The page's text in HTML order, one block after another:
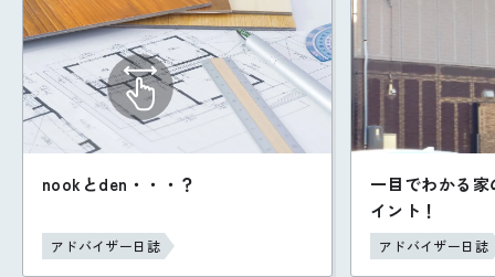
nookとden・・・？
アドバイザー日誌
一目でわかる
イント！
アドバイザー日誌